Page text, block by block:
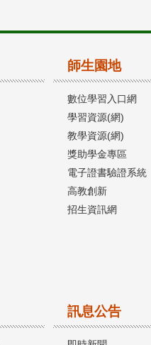
師生園地
數位學習入口網
學習資源(網)
教學資源(網)
獎助學金專區
電子證書驗證系統
高教創新
招生資訊網
訊息公告